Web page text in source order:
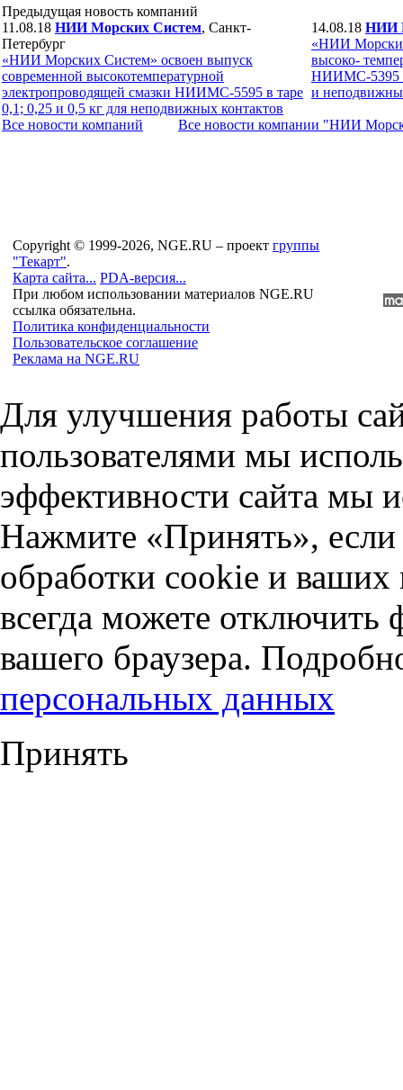
Предыдущая новость компаний
11.08.18 НИИ Морских Систем, Санкт-
Петербург
«НИИ Морских Систем» освоен выпуск
современной высокотемпературной
электропроводящей смазки НИИМС-5595 в таре
0,1; 0,25 и 0,5 кг для неподвижных контактов
14.08.18 НИИ
«НИИ
высоко-
НИИМС-5395 в
и
Все новости компaний Все новости компaнии "НИИ
Copyright © 1999-2026, NGE.RU – проект группы
"Текарт".
Карта сайта... PDA-версия...
При любом использовании материалов NGE.RU
ссылка обязательна.
Политика конфиденциальности
Пользовательское соглашение
Реклама на NGE.RU
Для улучшения работы
пользователями мы
эффективности сайта мы
Нажмите «Принять», если
обработки cookie и
всегда можете отключить
вашего браузера.
персональных данных
Принять